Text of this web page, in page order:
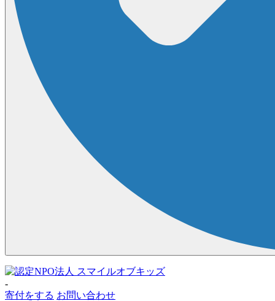
-
寄付をする お問い合わせ